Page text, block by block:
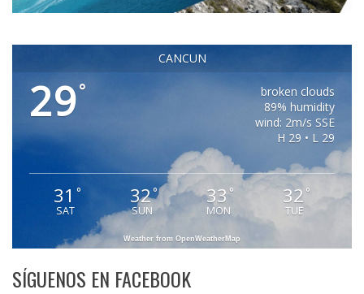
CANCUN
29°
broken clouds
89% humidity
wind: 2m/s SSE
H 29 • L 29
31 °
SAT
32°
SUN
33 °
MON
32 °
TUE
Weather from OpenWeatherMap
SÍGUENOS EN FACEBOOK